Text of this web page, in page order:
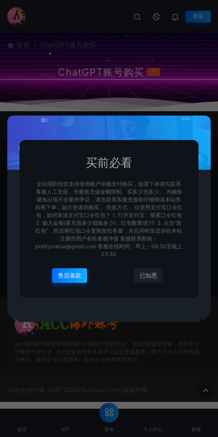
登录
首页 ChatGPT账号购买
ChatGPT账号购买 1
ChatGPT账号-OpenAI/ChatGP
T 账号批发-带邮箱
ChatGPT账号购买
Acc海外账号网是专业的海外社媒账户交易平台， 超过6年运营经验，我们专注
于服务外贸行业, 为企业提供海外各类平台运营资源服务，致力于为企业出海提
供便利，降低企业运营成本，提高企业效率和竞争力。
Copyright © 2017-2026 Buyaacc.com 版权所有
首页 VIP 菜单 个人中心 客服
买前必看
全站现阶段仅支持使用账户余额支付购买，如需下单请先联系
客服人工充值，无最低充值金额限制、买多少充多少。 为确保
避免出现不必要的争议，请在联系客服充值前仔细阅读本站售
后再下单，如介意请勿购买。 充值方式： 仅使用支付宝口令红
包，如何发送支付宝口令红包？ 1. 打开支付宝，搜索口令红包
2. 输入金额(要充值多少就输多少)，红包数量填1个 3. 点击“发
红包”，然后将红包口令复制发给客服，并且同时发送你在本站
注册的用户名给客服冲值 客服联系邮箱：
prettystatue@gmail.com 客服在线时间：早上：09:30至晚上
23:30
售后条款 已知悉